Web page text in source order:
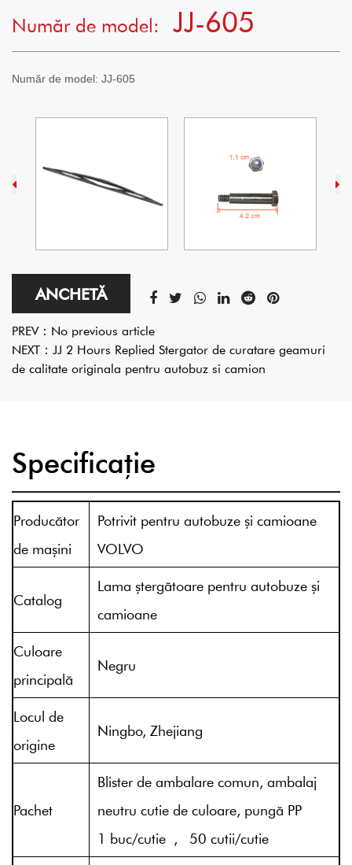
Număr de model:
JJ-605
Număr de model: JJ-605
ANCHETĂ
PREV： No previous article
NEXT： JJ 2 Hours Replied Stergator de curatare geamuri
de calitate originala pentru autobuz si camion
Specificație
Producător
de mașini
Potrivit pentru autobuze și camioane
VOLVO
Catalog
Lama ștergătoare pentru autobuze și
camioane
Culoare
principală
Negru
Locul de
origine
Ningbo, Zhejiang
Pachet
Blister de ambalare comun, ambalaj
neutru cutie de culoare, pungă PP
1 buc/cutie , 50 cutii/cutie